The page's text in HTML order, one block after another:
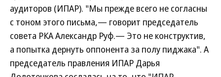
аудиторов (ИПАР). "Мы прежде всего не согласны
с тоном этого письма,— говорит председатель
совета РКА Александр Руф.— Это не конструктив,
а попытка дернуть оппонента за полу пиджака". А
председатель правления ИПАР Дарья